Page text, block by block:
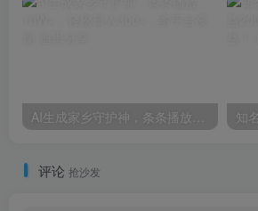
评论 抢沙发